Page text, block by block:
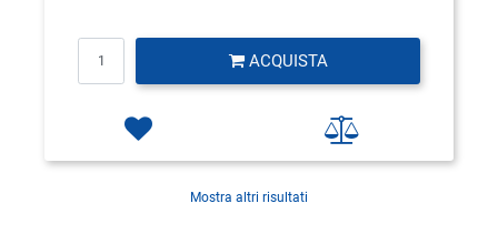
ACQUISTA
Mostra altri risultati